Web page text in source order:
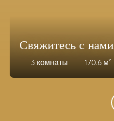
Свяжитесь с нами
3 комнаты 170.6 м²